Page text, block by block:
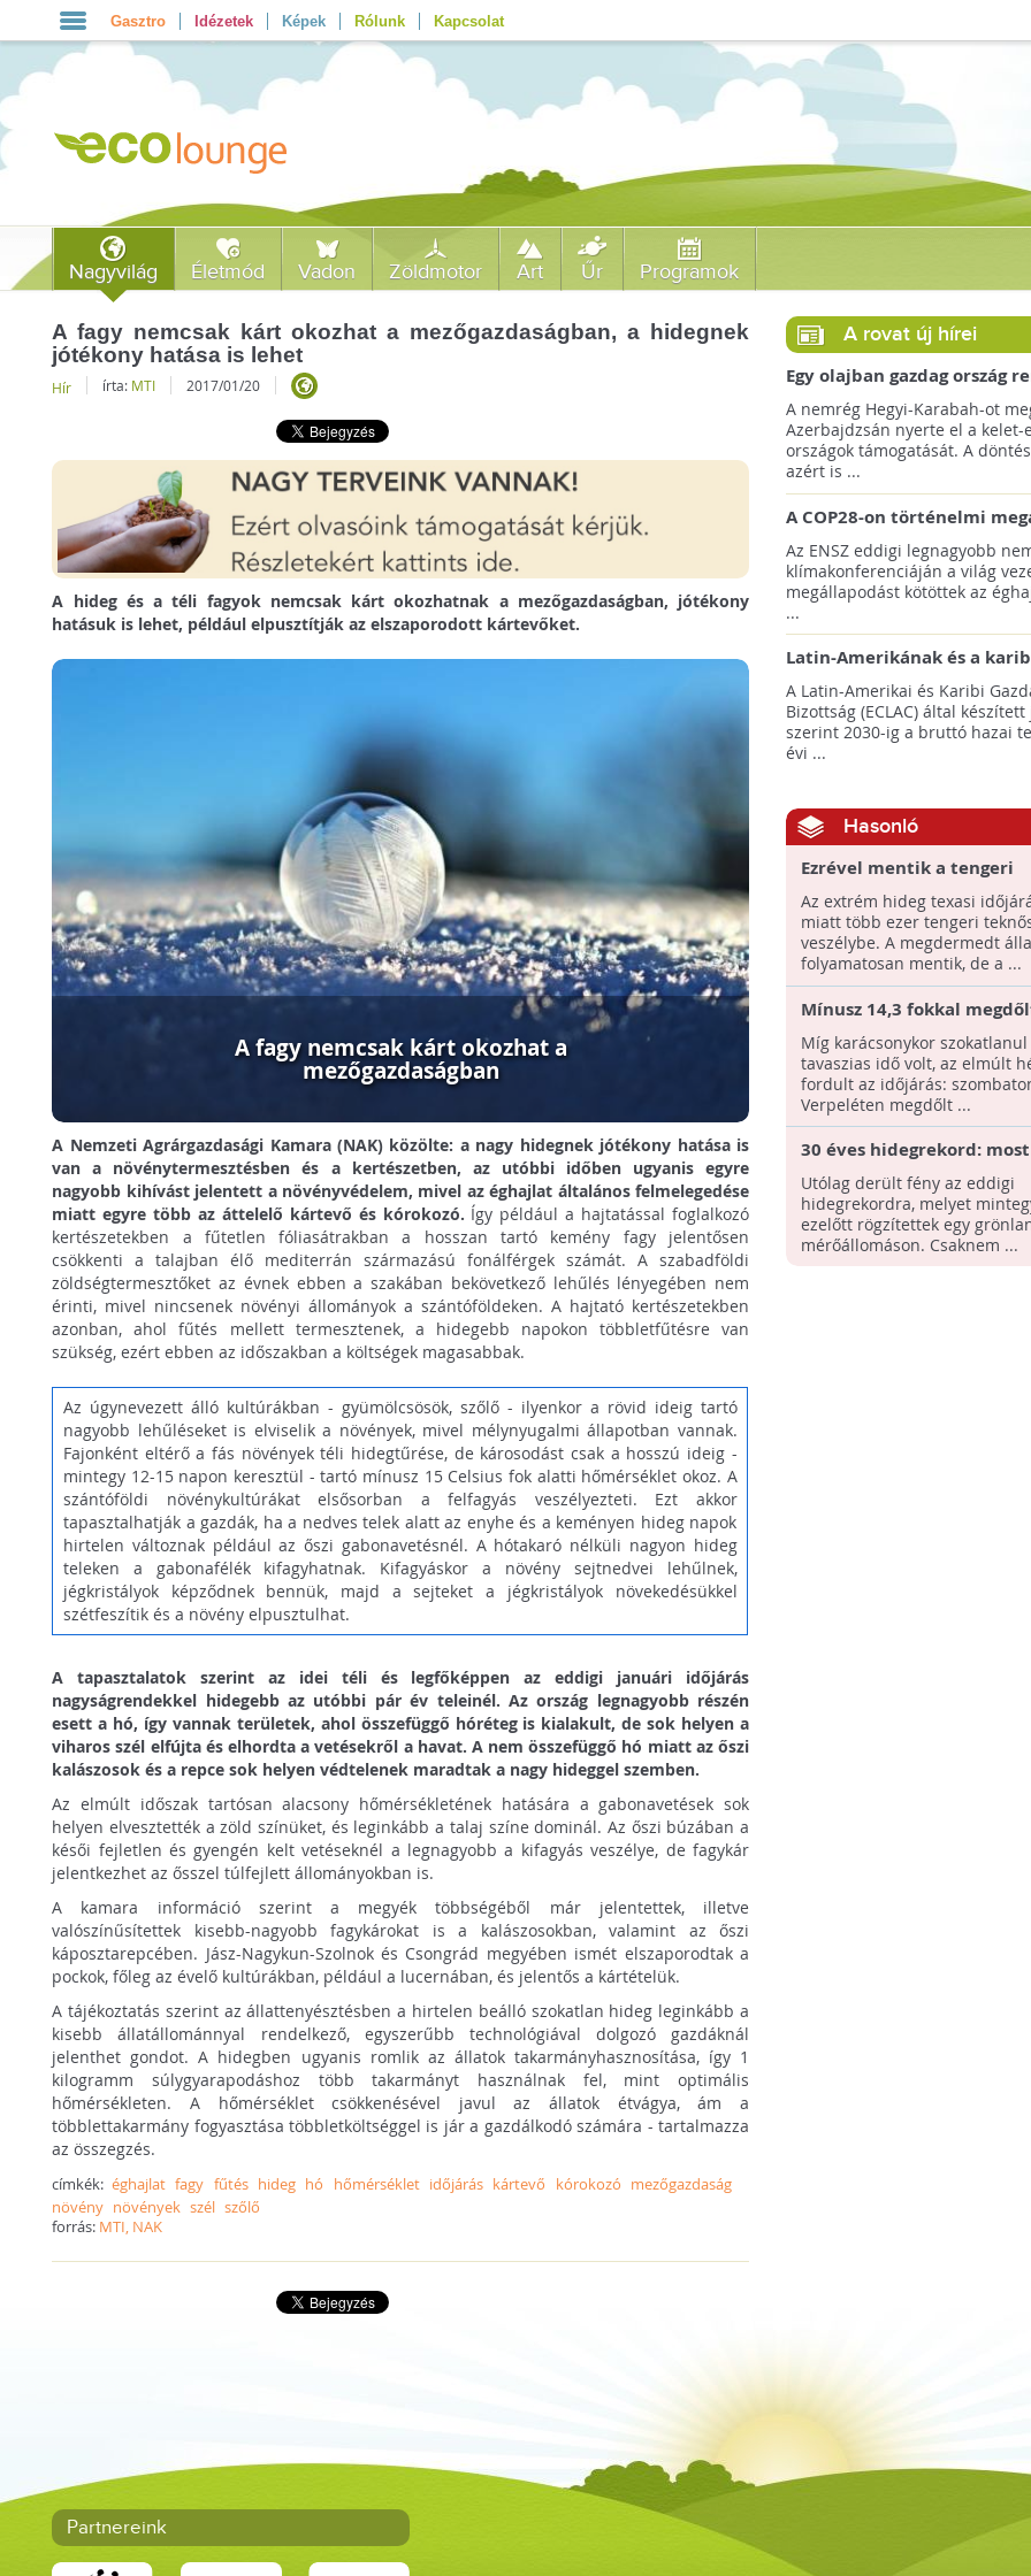
Gasztro Idézetek Képek Rólunk Kapcsolat
Nagyvilág Életmód Vadon Zöldmotor Art Űr Programok
A fagy nemcsak kárt okozhat a mezőgazdaságban, a hidegnek
jótékony hatása is lehet
Hír írta: MTI 2017/01/20
A hideg és a téli fagyok nemcsak kárt okozhatnak a mezőgazdaságban, jótékony
hatásuk is lehet, például elpusztítják az elszaporodott kártevőket.
A fagy nemcsak kárt okozhat a
mezőgazdaságban
A Nemzeti Agrárgazdasági Kamara (NAK) közölte: a nagy hidegnek jótékony hatása is
van a növénytermesztésben és a kertészetben, az utóbbi időben ugyanis egyre
nagyobb kihívást jelentett a növényvédelem, mivel az éghajlat általános felmelegedése
miatt egyre több az áttelelő kártevő és kórokozó. Így például a hajtatással foglalkozó
kertészetekben a fűtetlen fóliasátrakban a hosszan tartó kemény fagy jelentősen
csökkenti a talajban élő mediterrán származású fonálférgek számát. A szabadföldi
zöldségtermesztőket az évnek ebben a szakában bekövetkező lehűlés lényegében nem
érinti, mivel nincsenek növényi állományok a szántóföldeken. A hajtató kertészetekben
azonban, ahol fűtés mellett termesztenek, a hidegebb napokon többletfűtésre van
szükség, ezért ebben az időszakban a költségek magasabbak.
Az úgynevezett álló kultúrákban - gyümölcsösök, szőlő - ilyenkor a rövid ideig tartó
nagyobb lehűléseket is elviselik a növények, mivel mélynyugalmi állapotban vannak.
Fajonként eltérő a fás növények téli hidegtűrése, de károsodást csak a hosszú ideig -
mintegy 12-15 napon keresztül - tartó mínusz 15 Celsius fok alatti hőmérséklet okoz. A
szántóföldi növénykultúrákat elsősorban a felfagyás veszélyezteti. Ezt akkor
tapasztalhatják a gazdák, ha a nedves telek alatt az enyhe és a keményen hideg napok
hirtelen változnak például az őszi gabonavetésnél. A hótakaró nélküli nagyon hideg
teleken a gabonafélék kifagyhatnak. Kifagyáskor a növény sejtnedvei lehűlnek,
jégkristályok képződnek bennük, majd a sejteket a jégkristályok növekedésükkel
szétfeszítik és a növény elpusztulhat.
A tapasztalatok szerint az idei téli és legfőképpen az eddigi januári időjárás
nagyságrendekkel hidegebb az utóbbi pár év teleinél. Az ország legnagyobb részén
esett a hó, így vannak területek, ahol összefüggő hóréteg is kialakult, de sok helyen a
viharos szél elfújta és elhordta a vetésekről a havat. A nem összefüggő hó miatt az őszi
kalászosok és a repce sok helyen védtelenek maradtak a nagy hideggel szemben.
Az elmúlt időszak tartósan alacsony hőmérsékletének hatására a gabonavetések sok
helyen elvesztették a zöld színüket, és leginkább a talaj színe dominál. Az őszi búzában a
késői fejletlen és gyengén kelt vetéseknél a legnagyobb a kifagyás veszélye, de fagykár
jelentkezhet az ősszel túlfejlett állományokban is.
A kamara információ szerint a megyék többségéből már jelentettek, illetve
valószínűsítettek kisebb-nagyobb fagykárokat is a kalászosokban, valamint az őszi
káposztarepcében. Jász-Nagykun-Szolnok és Csongrád megyében ismét elszaporodtak a
pockok, főleg az évelő kultúrákban, például a lucernában, és jelentős a kártételük.
A tájékoztatás szerint az állattenyésztésben a hirtelen beálló szokatlan hideg leginkább a
kisebb állatállománnyal rendelkező, egyszerűbb technológiával dolgozó gazdáknál
jelenthet gondot. A hidegben ugyanis romlik az állatok takarmányhasznosítása, így 1
kilogramm súlygyarapodáshoz több takarmányt használnak fel, mint optimális
hőmérsékleten. A hőmérséklet csökkenésével javul az állatok étvágya, ám a
többlettakarmány fogyasztása többletköltséggel is jár a gazdálkodó számára - tartalmazza
az összegzés.
címkék: éghajlat fagy fűtés hideg hó hőmérséklet időjárás kártevő kórokozó mezőgazdaság
növény növények szél szőlő
forrás: MTI, NAK
A rovat új hírei
Egy olajban gazdag ország
jövőre a COP29 klímacsúcsot
A nemrég Hegyi-Karabah-ot
Azerbajdzsán nyerte el a kelet-
országok támogatását. A
azért is ...
A COP28-on történelmi
született! - Összefoglaló az
klímacsúcsáról
Az ENSZ eddigi legnagyobb
klímakonferenciáján a világ
megállapodást kötöttek az
...
Latin-Amerikának és a
térségnek növelniük kell
az éghajlatvédelmi célok
A Latin-Amerikai és Karibi
Bizottság (ECLAC) által
szerint 2030-ig a bruttó hazai
évi ...
Hasonló
Ezrével mentik a tengeri
teknősöket a szokatlan
hideg miatt
Az extrém hideg texasi
miatt több ezer tengeri
veszélybe. A megdermedt
folyamatosan mentik, de a ...
Mínusz 14,3 fokkal
szezonrekord szombaton
Míg karácsonykor szokatlanul
tavaszias idő volt, az elmúlt
fordult az időjárás:
Verpeléten megdőlt ...
30 éves hidegrekord:
ki, mikor mérték a
az északi-féltekén
Utólag derült fény az eddigi
hidegrekordra, melyet
ezelőtt rögzítettek egy
mérőállomáson. Csaknem ...
Partnereink